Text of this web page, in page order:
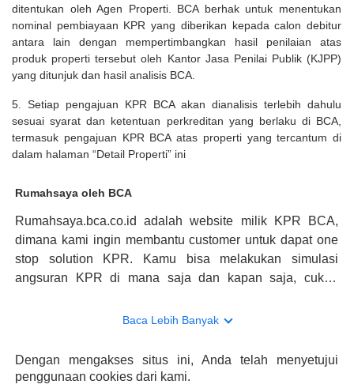
ditentukan oleh Agen Properti. BCA berhak untuk menentukan
nominal pembiayaan KPR yang diberikan kepada calon debitur
antara lain dengan mempertimbangkan hasil penilaian atas
produk properti tersebut oleh Kantor Jasa Penilai Publik (KJPP)
yang ditunjuk dan hasil analisis BCA.
5. Setiap pengajuan KPR BCA akan dianalisis terlebih dahulu
sesuai syarat dan ketentuan perkreditan yang berlaku di BCA,
termasuk pengajuan KPR BCA atas properti yang tercantum di
dalam halaman “Detail Properti” ini
Rumahsaya oleh BCA
Rumahsaya.bca.co.id adalah website milik KPR BCA,
dimana kami ingin membantu customer untuk dapat one
stop solution KPR. Kamu bisa melakukan simulasi
angsuran KPR di mana saja dan kapan saja, cukup
konsultasi mengenai KPR, maka ada layanan live chat
memberikan keuntungan yang berlipat, persyaratan
pengajuan KPR BCA juga sangat mudah, kamu bisa cek
Baca Lebih Banyak
Dengan mengakses situs ini, Anda telah menyetujui
penggunaan cookies dari kami.